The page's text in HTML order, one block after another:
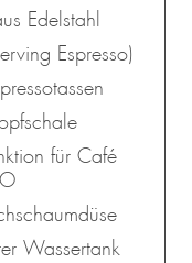
Edelstahl
Espresso)
für Café
Wassertank